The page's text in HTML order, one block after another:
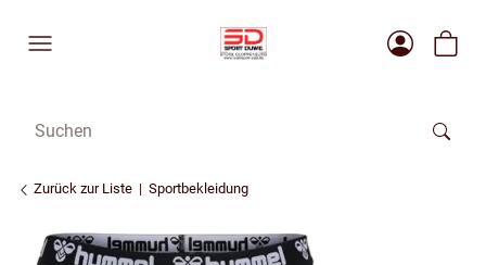
Zurück zur Liste Sportbekleidung